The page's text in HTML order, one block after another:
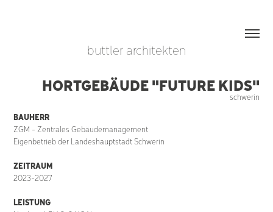
buttler architekten
HORTGEBÄUDE "FUTURE KIDS"
schwerin
BAUHERR
ZGM - Zentrales Gebäudemanagement
Eigenbetrieb der Landeshauptstadt Schwerin
ZEITRAUM
2023-2027
LEISTUNG